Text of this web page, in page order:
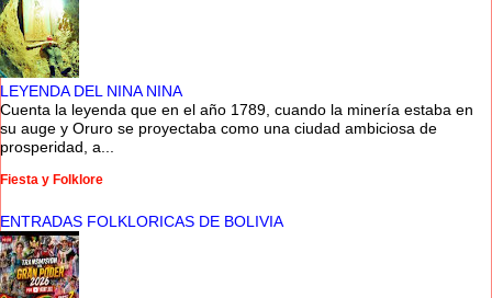
LEYENDA DEL NINA NINA
Cuenta la leyenda que en el año 1789, cuando la minería estaba en
su auge y Oruro se proyectaba como una ciudad ambiciosa de
prosperidad, a...
Fiesta y Folklore
ENTRADAS FOLKLORICAS DE BOLIVIA